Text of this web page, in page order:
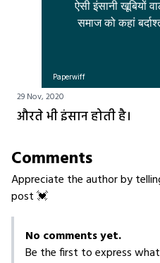
ऐसी इंसानी खूबियों
Paperwiff
29 Nov, 2020
औरते भी इंसान होती है।
Comments
Appreciate the author by
post 💓
No comments yet.
Be the first to express